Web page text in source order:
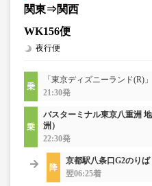
関東⇒関西
WK156便
夜行便
「東京ディズニーランド(R)」
21:30発
バスターミナル東京八重洲
洲）
22:30発
京都駅八条口G2のりば
翌06:25着